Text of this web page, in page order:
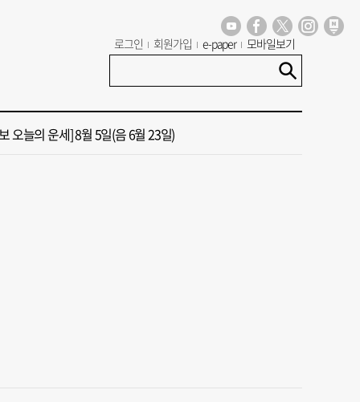
로그인 회원가입 e-paper 모바일보기
오늘의 운세] 8월 6일(음 6월 24일)
호 태풍 돌핀 경로, 내주 중국 상륙…'불가마 더위' 언제까지
오늘의 운세] 8월 5일(음 6월 23일)